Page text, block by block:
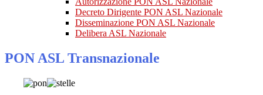
Decreto Dirigente PON ASL Nazionale
Disseminazione PON ASL Nazionale
Delibera ASL Nazionale
PON ASL Transnazionale